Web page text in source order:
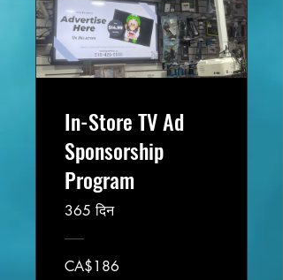
In-Store TV Ad
Sponsorship
Program
365 दिन
CA$186